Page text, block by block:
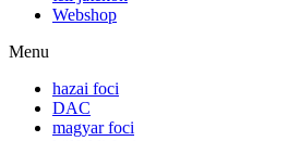
Webshop
Menu
hazai foci
DAC
magyar foci